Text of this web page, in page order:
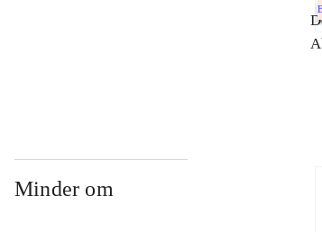
Minder om